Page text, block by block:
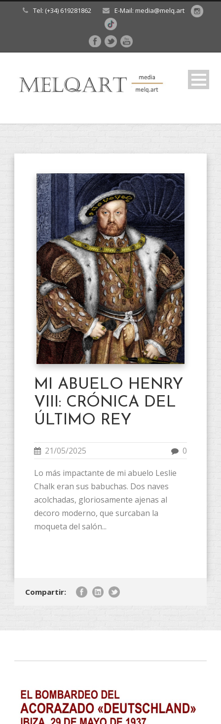
Tel: (+34) 619281862 E-Mail: media@melq.art
MI ABUELO HENRY
VIII: CRÓNICA DEL
ÚLTIMO REY
21/05/2025 0
Lo más impactante de mi abuelo Leslie
Chalk eran sus babuchas. Dos naves
acolchadas, gloriosamente ajenas al
decoro moderno, que surcaban la
moqueta del salón...
Compartir: